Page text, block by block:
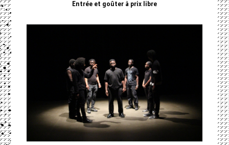
Entrée et goûter à prix libre